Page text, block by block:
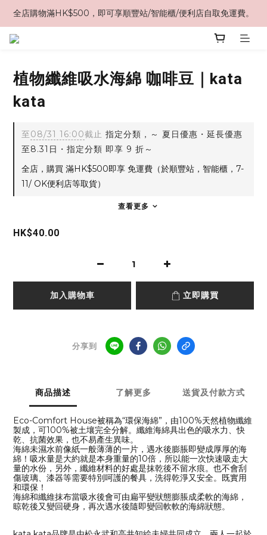
全店購物滿HK$500，即可享順豐站/智能櫃/便利店自取免運費。
植物纖維吸水海綿 咖啡豆｜kata
kata
至08/31 16:00截止 指定分類，～ 夏日優惠・延長優惠
至8.31日・指定分類 即享 9 折～
全店，購買 滿HK$500即享 免運費（於順豐站，智能櫃，7-
11/ OK便利店等取貨）
查看更多
HK$40.00
加入購物車 立即購買
分享到
商品描述 了解更多 送貨及付款方式
Eco-Comfort House被稱為“環保海綿”，由100%天然植物纖維
製成，可100%被土壤完全分解。纖維海綿具出色的吸水力、快
乾、抗菌效果，也不易產生異味。
海綿未濕水前像紙一般薄薄的一片，遇水後膨脹即變成厚厚的海
綿！吸水量是大約就是本身重量的10倍，所以能一次快速吸走大
量的水份，另外，纖維材料的好處是抹乾後不留水痕。也不會刮
傷玻璃、漆器等需要特別呵護的餐具，洗得乾淨又安全。既實用
和環保！
海綿和纖維抹布當吸水後會可由扁平變狀態膨脹成柔軟的海綿，
晾乾後又變回硬身，再次遇水後隨即變回軟軟的海綿狀態。